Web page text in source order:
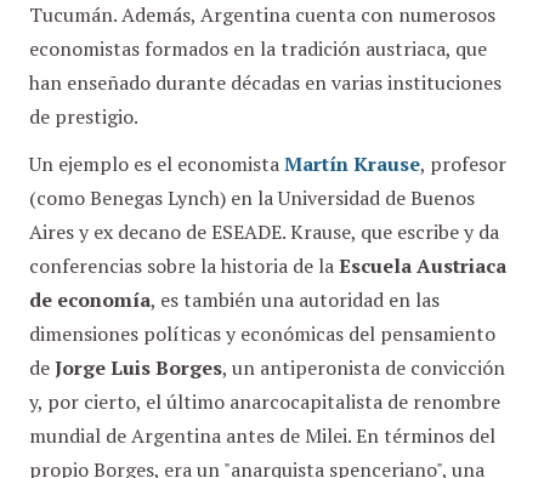
Tucumán. Además, Argentina cuenta con numerosos
economistas formados en la tradición austriaca, que
han enseñado durante décadas en varias instituciones
de prestigio.
Un ejemplo es el economistaMartín Krause, profesor
(como Benegas Lynch) en la Universidad de Buenos
Aires y ex decano de ESEADE. Krause, que escribe y da
conferencias sobre la historia de laEscuela Austriaca
de economía, es también una autoridad en las
dimensiones políticas y económicas del pensamiento
deJorge Luis Borges, un antiperonista de convicción
y, por cierto, el último anarcocapitalista de renombre
mundial de Argentina antes de Milei. En términos del
propio Borges, era un "anarquista spenceriano", una